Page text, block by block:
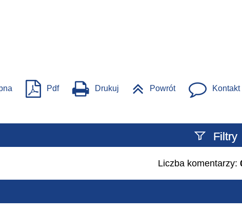
Pdf Drukuj Powrót Kontakt
Filtry
Szukany tekst
Liczba komentarzy: